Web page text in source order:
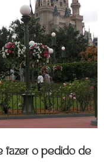
fazer o pedido de